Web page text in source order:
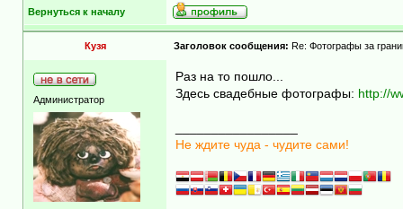
Вернуться к началу
Кузя Заголовок сообщения: Re: Фотографы за
Администратор
Раз на то пошло...
Здесь свадебные фотографы: http://
Не ждите чуда - чудите сами!